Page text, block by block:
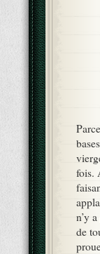
fois.
n’y
de